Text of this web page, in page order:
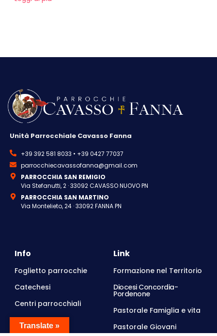
Unità Parrocchiale Cavasso Fanna
+39 392 581 8033 • +39 0427 77037
parrocchiecavassofanna@gmail.com
PARROCCHIA SAN REMIGIO
Via Stefanutti, 2 · 33092 CAVASSO NUOVO PN
PARROCCHIA SAN MARTINO
Via Montelieto, 24 · 33092 FANNA PN
Info
Foglietto parrocchie
Catechesi
Centri parrocchiali
Privacy Policy
Link
Formazione nel Territorio
Diocesi Concordia-
Pordenone
Pastorale Famiglia e vita
Pastorale Giovani
Translate »